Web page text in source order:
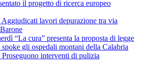
il progetto di ricerca europeo
lavori depurazione tra via
“La cura” presenta la proposta di legge
gli ospedali montani della Calabria
interventi di pulizia